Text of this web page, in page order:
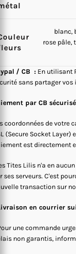
blanc,
rose pâle,
/ CB : En utilisant
sans partager
par CB
coordonnées de votre
(Secure Socket
est directement
Tites Lilis n'a en
ses serveurs. C'est
transaction sur
en courrier
une commande
non garantis,